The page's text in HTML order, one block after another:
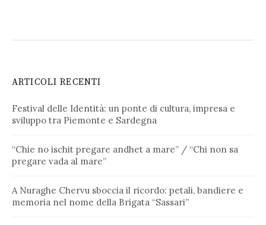
ARTICOLI RECENTI
Festival delle Identità: un ponte di cultura, impresa e
sviluppo tra Piemonte e Sardegna
“Chie no ischit pregare andhet a mare” / “Chi non sa
pregare vada al mare”
A Nuraghe Chervu sboccia il ricordo: petali, bandiere e
memoria nel nome della Brigata “Sassari”